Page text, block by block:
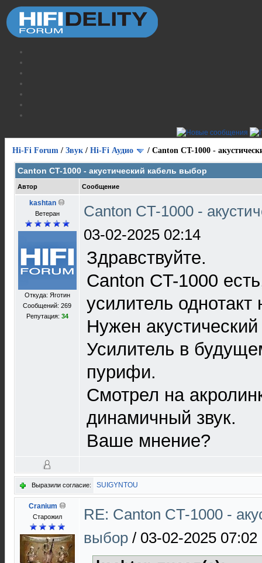
Hi-Fi Forum / Звук / Hi-Fi Аудио / Canton CT-1000 -
Canton CT-1000 - акустический кабель выбор
Автор Сообщение
kashtan
Ветеран
Откуда: Яготин
Сообщений: 269
Репутация: 34
Canton CT-1000 -
03-02-2025 02:14
Здравствуйте.
Canton CT-1000
усилитель
Нужен
Усилитель в
пурифи.
Смотрел на
динамичный звук.
Ваше мнение?
Выразили согласие: SUIGYNTOU
Cranium
Старожил
RE: Canton CT-1000 -
выбор / 03-02-2025 07:02